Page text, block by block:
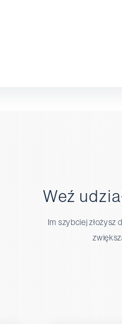
Weź
Im szybciej złożysz